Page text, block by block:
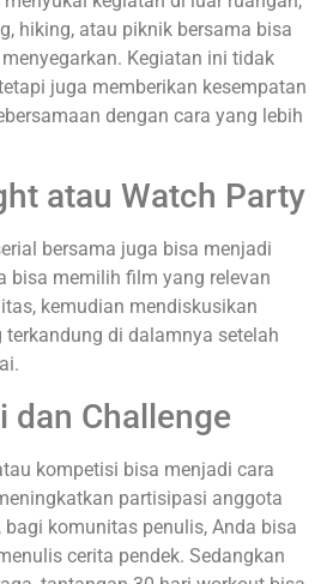
hiking, atau piknik bersama bisa
Kegiatan ini tidak
juga memberikan kesempatan
dengan cara yang lebih
atau Watch Party
bersama juga bisa menjadi
bisa memilih film yang relevan
kemudian mendiskusikan
di dalamnya setelah
dan Challenge
kompetisi bisa menjadi cara
partisipasi anggota
komunitas penulis, Anda bisa
cerita pendek. Sedangkan